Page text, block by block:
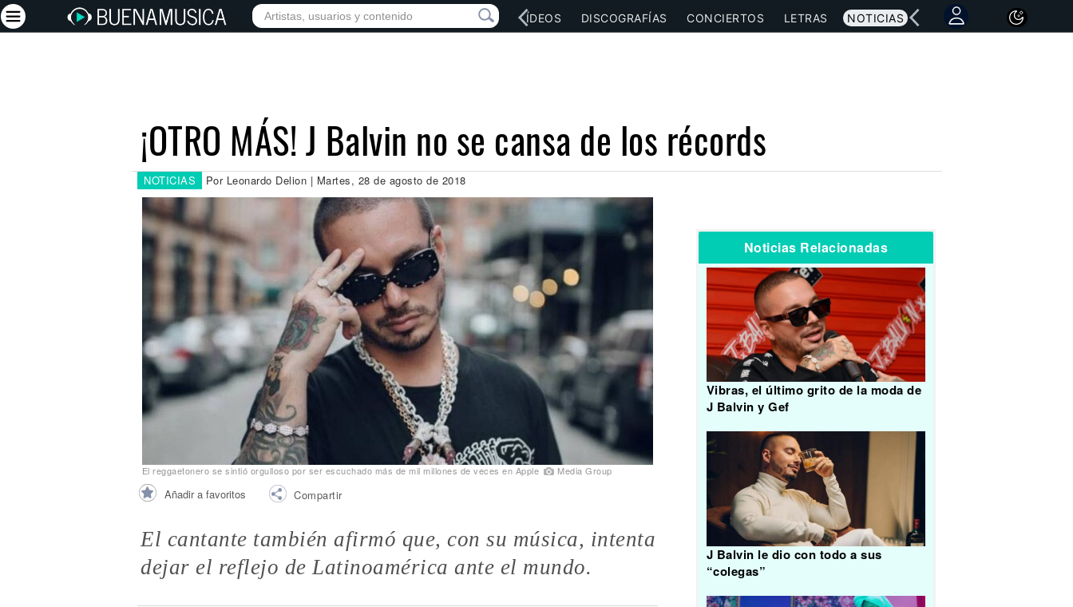
INICIO ARTISTAS RED SOCIAL MÚSICA VÍDEOS DISCOGRAFÍAS CONCIERTOS LETRAS NOTICIAS
¡OTRO MÁS! J Balvin no se cansa de los récords
NOTICIAS Por Leonardo Delion | Martes, 28 de agosto de 2018
El reggaetonero se sintió orgulloso por ser escuchado más de mil millones de veces en Apple Media Group
Añadir a favoritos Compartir
El cantante también afirmó que, con su música, intenta
dejar el reflejo de Latinoamérica ante el mundo.
Noticias Relacionadas
Vibras, el último grito de la moda de
J Balvin y Gef
J Balvin le dio con todo a sus
“colegas”